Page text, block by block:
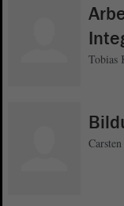
Tobias